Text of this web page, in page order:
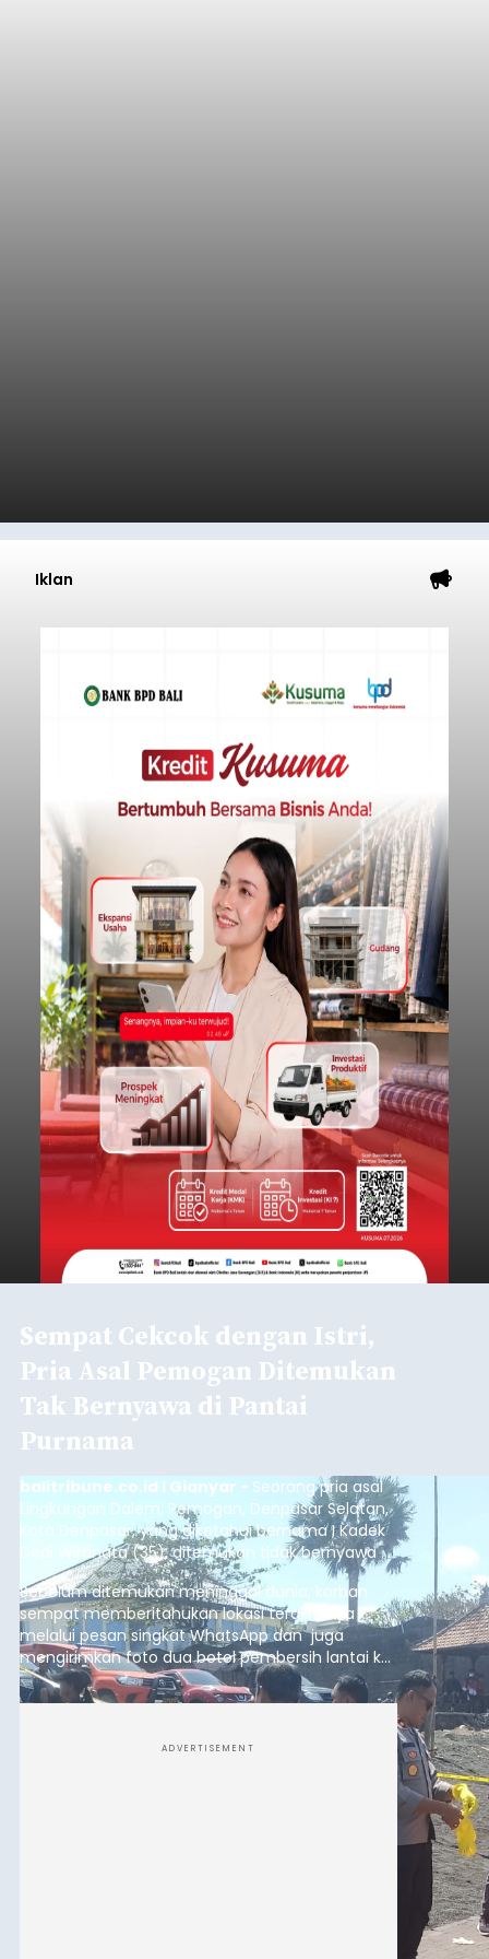
Iklan
Sempat Cekcok dengan Istri,
Pria Asal Pemogan Ditemukan
Tak Bernyawa di Pantai
Purnama
balitribune.co.id I Gianyar - Seorang pria asal
Lingkungan Dalem, Pemogan, Denpasar Selatan,
Kota Denpasar, yang diketahui bernama I Kadek
Dedi Wiranata (35), ditemukan tidak bernyawa di
pesisir Pantai Purnama, Sukawati.
Sebelum ditemukan meninggal dunia, korban
sempat memberitahukan lokasi terakhirnya
melalui pesan singkat WhatsApp dan juga
mengirimkan foto dua botol pembersih lantai ke
istrinya.
ADVERTISEMENT